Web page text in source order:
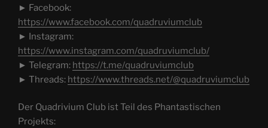
► Facebook:
https://www.facebook.com/quadruviumclub
► Instagram:
https://www.instagram.com/quadruviumclub/
► Telegram: https://t.me/quadruviumclub
► Threads: https://www.threads.net/@quadruviumclub
Der Quadrivium Club ist Teil des Phantastischen
Projekts: